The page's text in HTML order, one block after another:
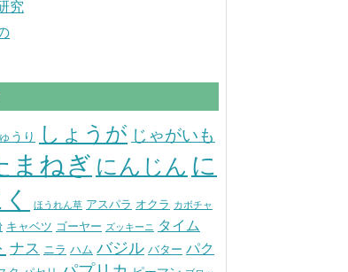
究
うり しょうが じゃがいも
まねぎ にんじん に
ほうれん草 アスパラ オクラ カボチャ
キャベツ ゴーヤー ズッキーニ タイム
ナス ニラ ハム バジル バター パク